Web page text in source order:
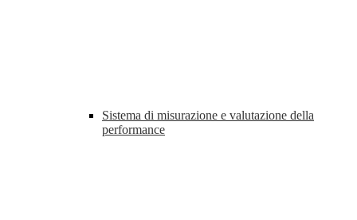
Sistema di misurazione e valutazione della
performance